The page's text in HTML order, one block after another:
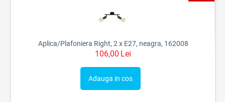
Aplica/Plafoniera Right, 2 x E27, neagra, 162008
106,00 Lei
Adauga in cos